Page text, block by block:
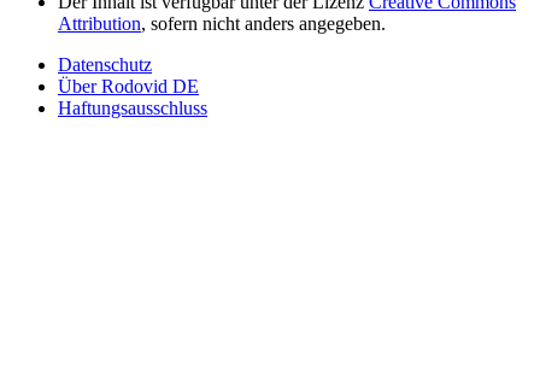
Attribution, sofern nicht anders angegeben.
Datenschutz
Über Rodovid DE
Haftungsausschluss